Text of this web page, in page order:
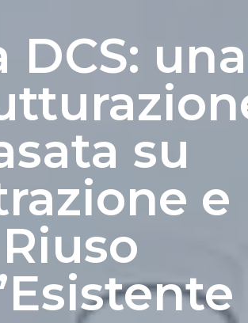
DCS: una
su
e
Riuso